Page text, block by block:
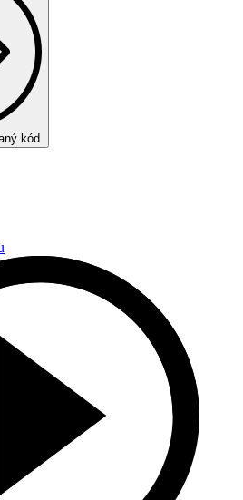
kód